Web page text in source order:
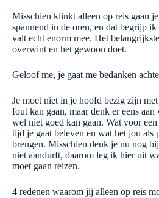
Misschien klinkt alleen op reis gaan
spannend in de oren, en dat begrijp
valt echt enorm mee. Het
overwint en het gewoon doet.
Geloof me, je gaat me bedanken
Je moet niet in je hoofd bezig zijn
fout kan gaan, maar denk er eens aan
wel niet goed kan gaan. Wat voor
tijd je gaat beleven en wat het jou als
brengen. Misschien denk je nu nog
niet aandurft, daarom leg ik hier uit
moet gaan reizen.
4 redenen waarom jij alleen op reis